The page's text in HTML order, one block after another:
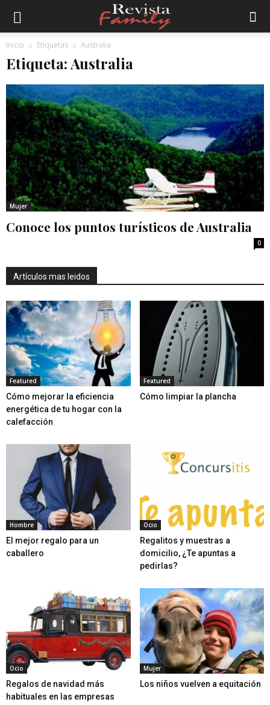
Inicio Etiquetas Australia
Etiqueta: Australia
Mujer
Conoce los puntos turísticos de Australia
0
Artículos mas leidos
Featured
Cómo mejorar la eficiencia
energética de tu hogar con la
calefacción
Featured
Cómo limpiar la plancha
Hombre
El mejor regalo para un
caballero
Ocio
Regalitos y muestras a
domicilio, ¿Te apuntas a
pedirlas?
Ocio
Regalos de navidad más
habituales en las empresas
Mujer
Los niños vuelven a equitación